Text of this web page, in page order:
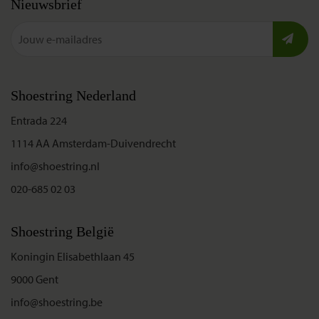
Nieuwsbrief
Shoestring Nederland
Entrada 224
1114 AA Amsterdam-Duivendrecht
info@shoestring.nl
020-685 02 03
Shoestring België
Koningin Elisabethlaan 45
9000 Gent
info@shoestring.be